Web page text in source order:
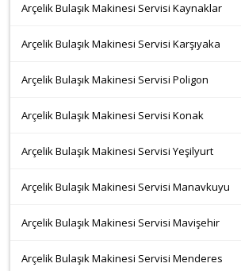
Arçelik Bulaşık Makinesi Servisi Kaynaklar
Arçelik Bulaşık Makinesi Servisi Karşıyaka
Arçelik Bulaşık Makinesi Servisi Poligon
Arçelik Bulaşık Makinesi Servisi Konak
Arçelik Bulaşık Makinesi Servisi Yeşilyurt
Arçelik Bulaşık Makinesi Servisi Manavkuyu
Arçelik Bulaşık Makinesi Servisi Mavişehir
Arçelik Bulaşık Makinesi Servisi Menderes